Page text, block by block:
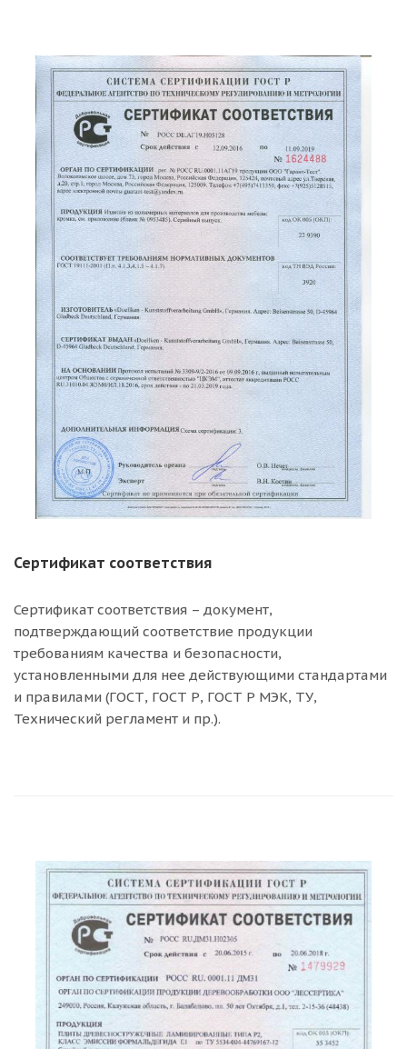
Сертификат соответствия
Сертификат соответствия – документ,
подтверждающий соответствие продукции
требованиям качества и безопасности,
установленными для нее действующими стандартами
и правилами (ГОСТ, ГОСТ Р, ГОСТ Р МЭК, ТУ,
Технический регламент и пр.).